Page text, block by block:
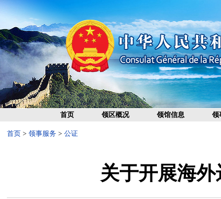
首页 领区概况 领馆信息 领
首页 > 领事服务 > 公证
关于开展海